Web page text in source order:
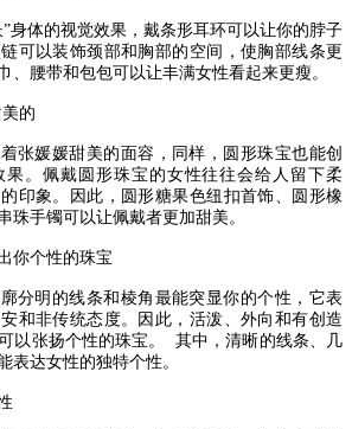
”身体的视觉效果，戴条形耳环可以让你的脖子
可以装饰颈部和胸部的空间，使胸部线条更
、腰带和包包可以让丰满女性看起来更瘦。
的
张媛媛甜美的面容，同样，圆形珠宝也能创
。佩戴圆形珠宝的女性往往会给人留下柔
印象。因此，圆形糖果色纽扣首饰、圆形橡
珠手镯可以让佩戴者更加甜美。
个性的珠宝
分明的线条和棱角最能突显你的个性，它表
和非传统态度。因此，活泼、外向和有创造
以张扬个性的珠宝。
其中，清晰的线条、几
表达女性的独特个性。